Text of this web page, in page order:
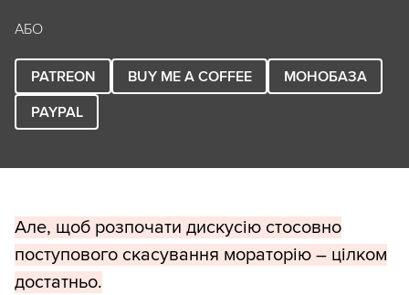
АБО
PATREON BUY ME A COFFEE
МОНОБАЗА
PAYPAL
Але, щоб розпочати дискусію стосовно
поступового скасування мораторію – цілком
достатньо.